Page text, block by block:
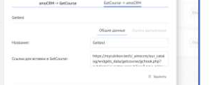
12 220 ₸/ мес
Выгодно